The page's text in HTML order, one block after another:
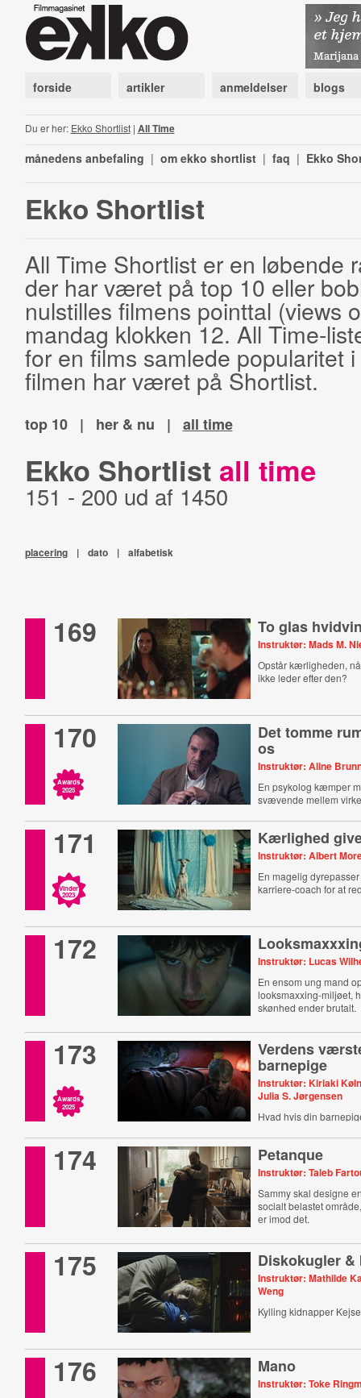
forside artikler anmeldelser blogs
Du er her: Ekko Shortlist| All Time
månedens anbefaling | om ekko shortlist | faq | Ekko
Ekko Shortlist
All Time Shortlist er en løbende
der har været på top 10 eller
nulstilles filmens pointtal (views
mandag klokken 12. All Time-
for en films samlede popularitet
filmen har været på Shortlist.
top 10 | her & nu | all time
Ekko Shortlist all time
151 - 200 ud af 1450
placering | dato | alfabetisk
169 To glas
Instruktør: Mads M.
Opstår kærligheden,
ikke leder efter den?
170
Awards
2025
Det tomme
os
Instruktør: Aline
En psykolog kæmper
svævende mellem
171
Vinder
2023
Kærlighed
Instruktør: Albert
En magelig
karriere-coach for at
172 Instruktør: Lucas
En ensom ung mand
looksmaxxing-miljøet,
skønhed ender brutalt.
173
Awards
2025
Verdens
barnepige
Instruktør: Kiriaki
Julia S. Jørgensen
Hvad hvis din
174 Petanque
Instruktør: Taleb
Sammy skal designe
socialt belastet
er imod det.
175 Diskokugler &
Instruktør: Mathilde
Weng
Kylling kidnapper
176 Mano
Instruktør: Toke